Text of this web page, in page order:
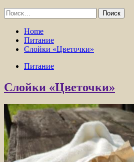
Найти:
Home
Питание
Слойки «Цветочки»
Питание
Слойки «Цветочки»